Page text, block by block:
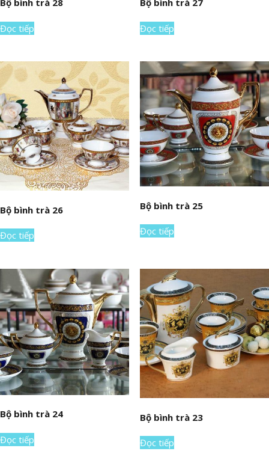
Bộ bình trà 28
Đọc tiếp
Bộ bình trà 27
Đọc tiếp
Bộ bình trà 26
Đọc tiếp
Bộ bình trà 25
Đọc tiếp
Bộ bình trà 24
Đọc tiếp
Bộ bình trà 23
Đọc tiếp